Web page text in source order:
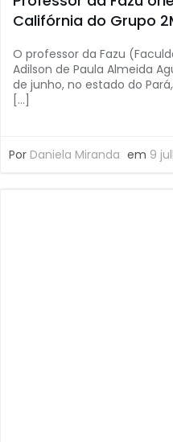
Califórnia do Grupo
O professor da Fazu
Adilson de Paula Almeida
de junho, no estado do
[…]
Por Daniela Miranda em 9